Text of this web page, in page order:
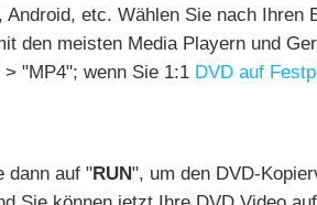
Android, etc. Wählen Sie nach Ihren
den meisten Media Playern und
"MP4"; wenn Sie 1:1 DVD auf
dann auf "RUN", um den DVD-